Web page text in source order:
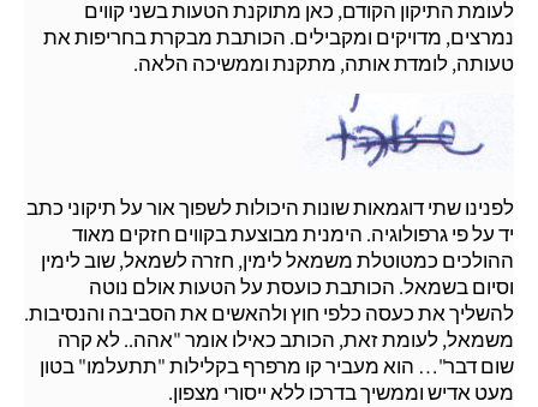
לעומת התיקון הקודם, כאן מתוקנת הטעות בשני קווים
נמרצים, מדויקים ומקבילים. הכותבת מבקרת בחריפות את
טעותה, לומדת אותה, מתקנת וממשיכה הלאה.
לפנינו שתי דוגמאות שונות היכולות לשפוך אור על תיקוני כתב
יד על פי גרפולוגיה. הימנית מבוצעת בקווים חזקים מאוד
ההולכים כמטוטלת משמאל לימין, חזרה לשמאל, שוב לימין
וסיום בשמאל. הכותבת כועסת על הטעות אולם נוטה
להשליך את כעסה כלפי חוץ ולהאשים את הסביבה והנסיבות.
משמאל, לעומת זאת, הכותב כאילו אומר "אהה.. לא קרה
שום דבר"… הוא מעביר קו מרפרף בקלילות "תתעלמו" בטון
מעט אדיש וממשיך בדרכו ללא ייסורי מצפון.